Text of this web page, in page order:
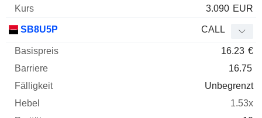
3.090 EUR
SB8U5P CALL
16.23 €
16.75
Unbegrenzt
1.53x